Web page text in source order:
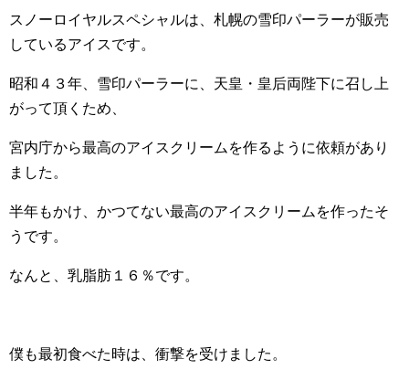
スノーロイヤルスペシャルは、札幌の雪印パーラーが販売
しているアイスです。
昭和４３年、雪印パーラーに、天皇・皇后両陛下に召し上
がって頂くため、
宮内庁から最高のアイスクリームを作るように依頼があり
ました。
半年もかけ、かつてない最高のアイスクリームを作ったそ
うです。
なんと、乳脂肪１６％です。
僕も最初食べた時は、衝撃を受けました。